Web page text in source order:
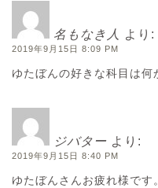
名もなき人 より:
2019年9月15日 8:09 PM
ゆたぼんの好きな科目は何
ジバター より:
2019年9月15日 8:40 PM
ゆたぼんさんお疲れ様で